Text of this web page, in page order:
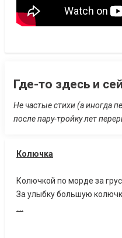
Где-то здесь и
Не частые стихи (а иногда
после пару-тройку лет
Колючка
Колючкой по морде за
За улыбку большую